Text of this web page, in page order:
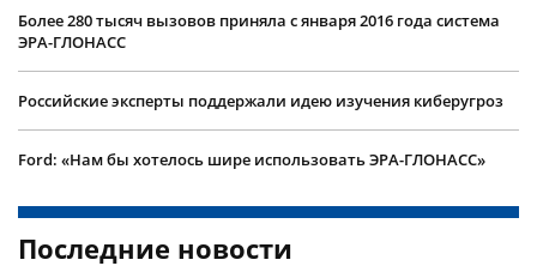
Более 280 тысяч вызовов приняла с января 2016 года система
ЭРА-ГЛОНАСС
Российские эксперты поддержали идею изучения киберугроз
Ford: «Нам бы хотелось шире использовать ЭРА-ГЛОНАСС»
Последние новости